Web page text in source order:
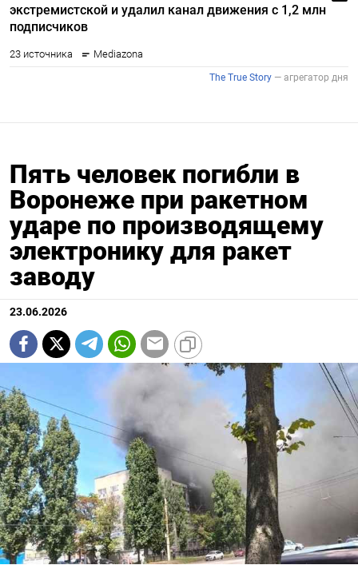
Пять человек погибли в
Воронеже при ракетном
ударе по производящему
электронику для ракет
заводу
23.06.2026